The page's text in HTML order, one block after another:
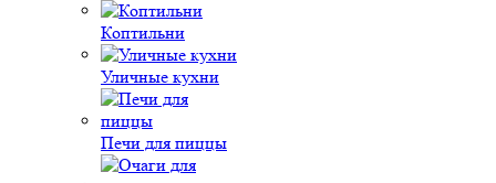
Коптильни
Уличные кухни
Печи для пиццы